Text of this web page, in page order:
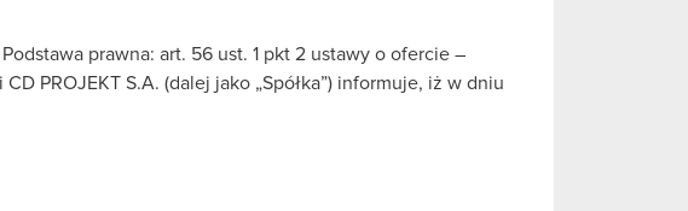
prawna: art. 56 ust. 1 pkt 2 ustawy o ofercie –
PROJEKT S.A. (dalej jako „Spółka”) informuje, iż w dniu